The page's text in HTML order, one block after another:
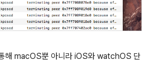
해 macOS뿐 아니라 iOS와 watchOS 단